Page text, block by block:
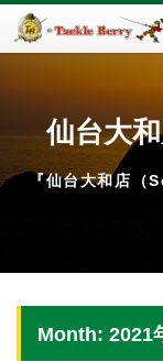
仙台大
『仙台大和店
Month: 2021